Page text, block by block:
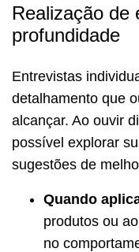
Realização de
profundidade
Entrevistas
detalhamento que
alcançar. Ao ouvir
possível explorar
sugestões de
Quando
produtos ou
no